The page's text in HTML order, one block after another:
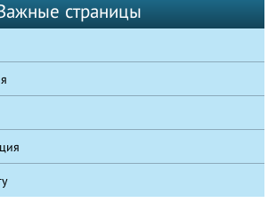
страницы